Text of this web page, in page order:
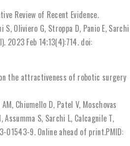
Review of Recent Evidence.
S, Oliviero G, Stroppa D, Panio E, Sarchi
2023 Feb 14;13(4):714. doi:
the attractiveness of robotic surgery
Chiumello D, Patel V, Moschovas
Assumma S, Sarchi L, Calcagnile T,
01543-9. Online ahead of print.PMID: